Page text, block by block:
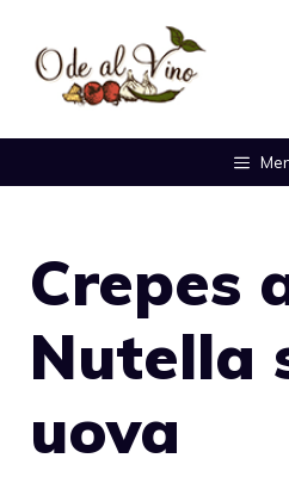
contenuto
Crepes
Nutella
uova